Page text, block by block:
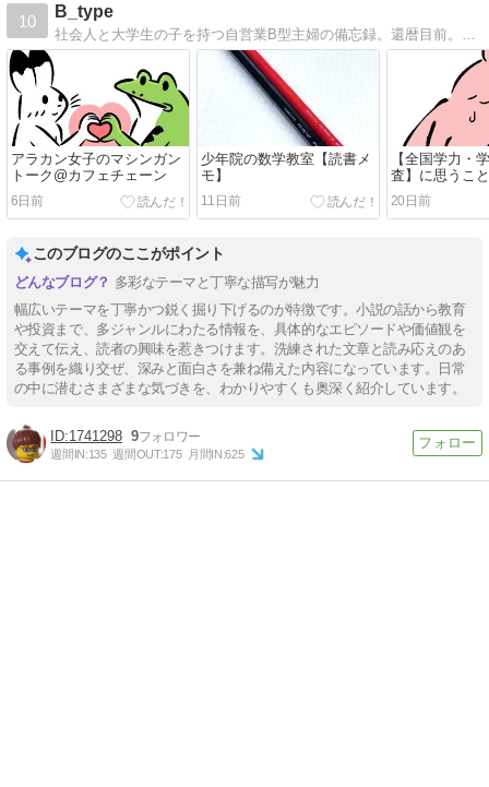
10
B_type
アラカン女子のマシンガン
トーク@カフェチェーン
6日前
少年院の数学教室【読書メ
モ】
11日前
【全国学力・
査】に思うこ
20日前
このブログのここがポイント
多彩なテーマと丁寧な描写が魅力
幅広いテーマを丁寧かつ鋭く掘り下げるのが特徴です。小説の話から教育
や投資まで、多ジャンルにわたる情報を、具体的なエピソードや価値観を
交えて伝え、読者の興味を惹きつけます。洗練された文章と読み応えのあ
る事例を織り交ぜ、深みと面白さを兼ね備えた内容になっています。日常
の中に潜むさまざまな気づきを、わかりやすくも奥深く紹介しています。
1741298 9
週間IN:135 週間OUT:175 月間IN:625